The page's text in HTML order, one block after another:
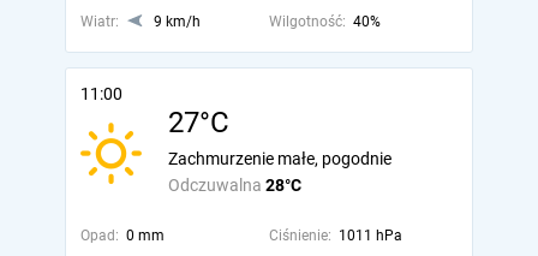
Wiatr:
9 km/h Wilgotność: 40%
11:00
27°C
Odczuwalna 28°C
Zachmurzenie małe, pogodnie
Opad: 0 mm Ciśnienie: 1011 hPa